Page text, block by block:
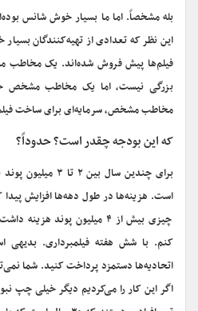
این نظر که تعدادی از تهیهکنندگان بسیار
فیلمها پیش فروش شده‌اند. یک مخاطب
بزرگی نیست، اما یک مخاطب مشخص
مخاطب مشخص، سرمایه‌ای برای ساخت
که این بودجه چقدر است؟ حدوداً؟
است. هزینه‌ها در طول دهه‌ها افزایش پیدا
کنم. با شش هفته فیلمبرداری.
اتحادیه‌ها دستمزد پرداخت کنید. شما
اگر این کار را می‌کردیم دیگر خیلی چپ